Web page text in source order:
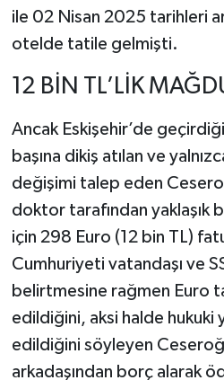
ile 02 Nisan 2025 tarihleri
otelde tatile gelmişti.
12 BİN TL’LİK
Ancak Eskişehir’de
başına dikiş atılan ve
değişimi talep eden
doktor tarafından yaklaşık
için 298 Euro (12 bin TL)
Cumhuriyeti vatandaşı ve
belirtmesine rağmen Euro
edildiğini, aksi halde hukuki
edildiğini söyleyen
arkadaşından borç alarak